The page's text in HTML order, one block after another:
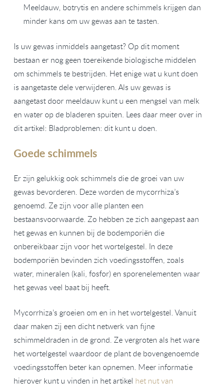
Meeldauw, botrytis en andere schimmels krijgen dan
minder kans om uw gewas aan te tasten.
Is uw gewas inmiddels aangetast? Op dit moment
bestaan er nog geen toereikende biologische middelen
om schimmels te bestrijden. Het enige wat u kunt doen
is aangetaste dele verwijderen. Als uw gewas is
aangetast door meeldauw kunt u een mengsel van melk
en water op de bladeren spuiten. Lees daar meer over in
dit artikel: Bladproblemen: dit kunt u doen.
Goede schimmels
Er zijn gelukkig ook schimmels die de groei van uw
gewas bevorderen. Deze worden de mycorrhiza’s
genoemd. Ze zijn voor alle planten een
bestaansvoorwaarde. Zo hebben ze zich aangepast aan
het gewas en kunnen bij de bodemporiën die
onbereikbaar zijn voor het wortelgestel. In deze
bodemporiën bevinden zich voedingsstoffen, zoals
water, mineralen (kali, fosfor) en sporenelementen waar
het gewas veel baat bij heeft.
Mycorrhiza’s groeien om en in het wortelgestel. Vanuit
daar maken zij een dicht netwerk van fijne
schimmeldraden in de grond. Ze vergroten als het ware
het wortelgestel waardoor de plant de bovengenoemde
voedingsstoffen beter kan opnemen. Meer informatie
hierover kunt u vinden in het artikel het nut van